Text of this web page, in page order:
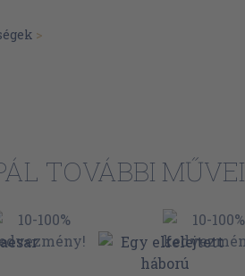
>
TOVÁBBI MŰVEI